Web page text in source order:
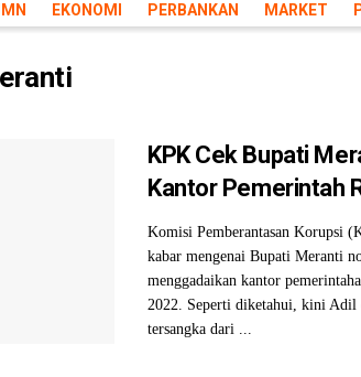
EKONOMI PERBANKAN MARKET
KPK Cek Bupati
Kantor Pemerintah
Komisi Pemberantasan Korupsi
kabar mengenai Bupati Meranti
menggadaikan kantor
2022. Seperti diketahui, kini Adil
tersangka dari ...